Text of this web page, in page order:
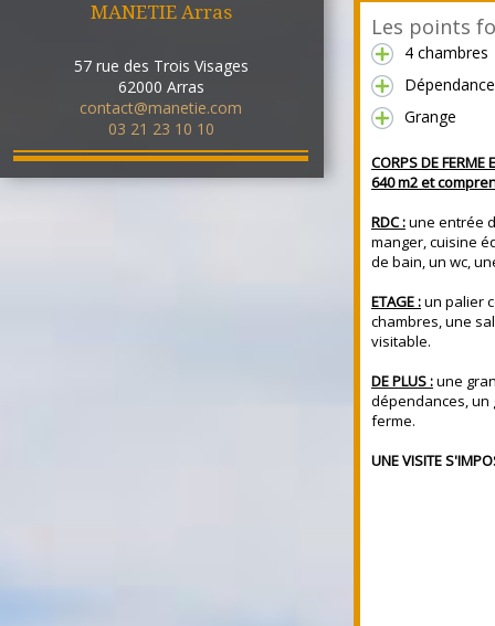
MANETIE Arras
57 rue des Trois Visages
62000 Arras
contact@manetie.com
03 21 23 10 10
Les points
4 chambres
Grange
CORPS DE FERME
640 m2 et
RDC :une entrée
manger, cuisine
de bain, un wc,
ETAGE :un palier
chambres, une
visitable.
DE PLUS :une
dépendances, un
ferme.
UNE VISITE